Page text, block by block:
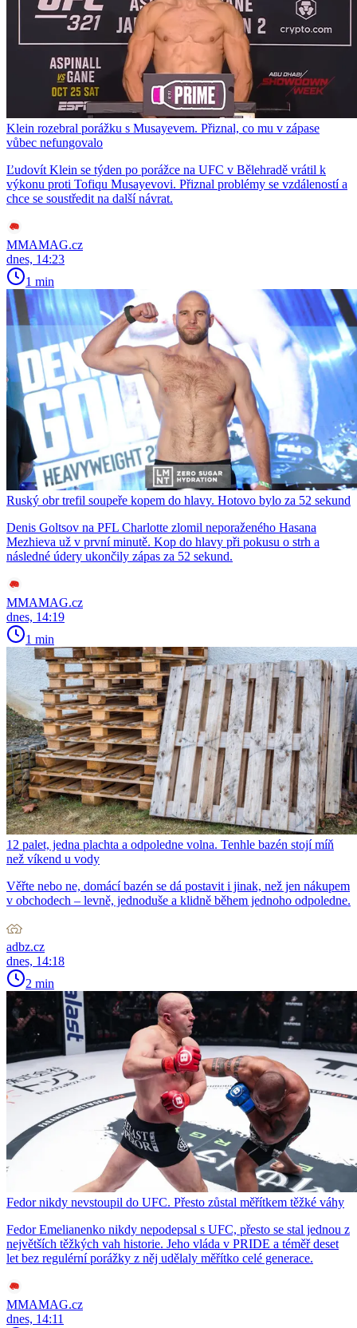
Klein rozebral porážku s Musayevem. Přiznal, co mu v zápase
vůbec nefungovalo
Ľudovít Klein se týden po porážce na UFC v Bělehradě vrátil k
výkonu proti Tofiqu Musayevovi. Přiznal problémy se vzdáleností a
chce se soustředit na další návrat.
MMAMAG.cz
dnes, 14:23
1 min
Ruský obr trefil soupeře kopem do hlavy. Hotovo bylo za 52 sekund
Denis Goltsov na PFL Charlotte zlomil neporaženého Hasana
Mezhieva už v první minutě. Kop do hlavy při pokusu o strh a
následné údery ukončily zápas za 52 sekund.
MMAMAG.cz
dnes, 14:19
1 min
12 palet, jedna plachta a odpoledne volna. Tenhle bazén stojí míň
než víkend u vody
Věřte nebo ne, domácí bazén se dá postavit i jinak, než jen nákupem
v obchodech – levně, jednoduše a klidně během jednoho odpoledne.
adbz.cz
dnes, 14:18
2 min
Fedor nikdy nevstoupil do UFC. Přesto zůstal měřítkem těžké váhy
Fedor Emelianenko nikdy nepodepsal s UFC, přesto se stal jednou z
největších těžkých vah historie. Jeho vláda v PRIDE a téměř deset
let bez regulérní porážky z něj udělaly měřítko celé generace.
MMAMAG.cz
dnes, 14:11